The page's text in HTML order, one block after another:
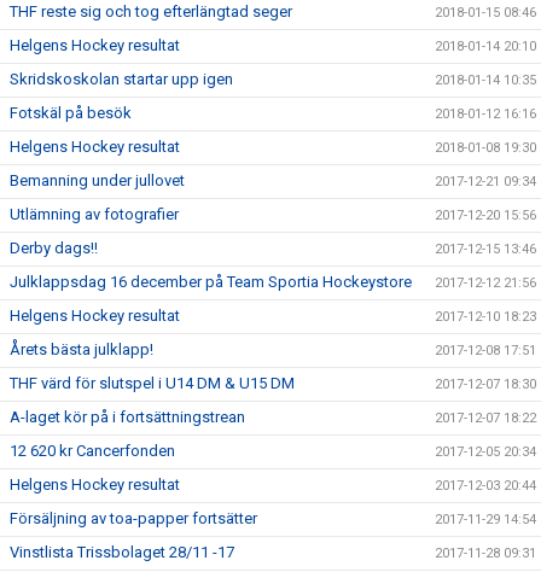
THF reste sig och tog efterlängtad seger 2018-01-15 08:46
Helgens Hockey resultat 2018-01-14 20:10
Skridskoskolan startar upp igen 2018-01-14 10:35
Fotskäl på besök 2018-01-12 16:16
Helgens Hockey resultat 2018-01-08 19:30
Bemanning under jullovet 2017-12-21 09:34
Utlämning av fotografier 2017-12-20 15:56
Derby dags!! 2017-12-15 13:46
Julklappsdag 16 december på Team Sportia Hockeystore 2017-12-12 21:56
Helgens Hockey resultat 2017-12-10 18:23
Årets bästa julklapp! 2017-12-08 17:51
THF värd för slutspel i U14 DM & U15 DM 2017-12-07 18:30
A-laget kör på i fortsättningstrean 2017-12-07 18:22
12 620 kr Cancerfonden 2017-12-05 20:34
Helgens Hockey resultat 2017-12-03 20:44
Försäljning av toa-papper fortsätter 2017-11-29 14:54
Vinstlista Trissbolaget 28/11 -17 2017-11-28 09:31